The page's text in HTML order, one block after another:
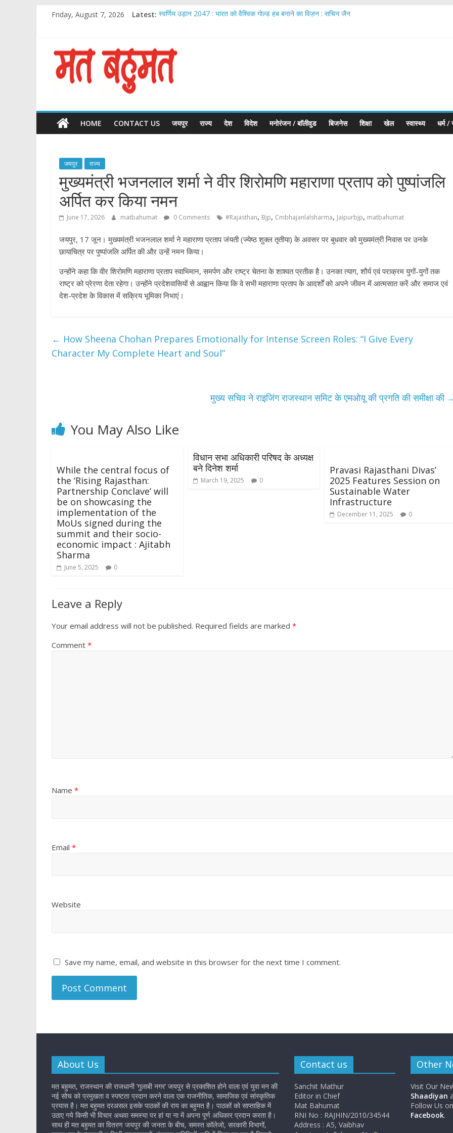
Friday, August 7, 2026 Latest: स्वर्णिम उड़ान 2047 : भारत को वैश्विक गोल्ड हब बनाने का विज़न : सचिन जैन
आदेश चौधरी ‘ये रिश्ता क्या कहलाता है’ में शामिल हुए; अपने नए रोल और दमानी परिवार की एंट्री के बारे में बात की
IIJS भारत प्रीमियर 2026: भारतीय ज्वेलरी उद्योग को वैश्विक नेतृत्व की ओर ले जा रहा सबसे बड़ा मंच
Matbahumat
Matbahumat
HOME CONTACT US जयपुर राज्य देश विदेश मनोरंजन / बाॅलीवुड बिजनेस शिक्षा खेल स्वास्थ्य धर्म /
जयपुर राज्य
मुख्यमंत्री भजनलाल शर्मा ने वीर शिरोमणि महाराणा प्रताप को पुष्पांजलि
अर्पित कर किया नमन
June 17, 2026 matbahumat 0 Comments #Rajasthan, Bjp, Cmbhajanlalsharma, Jaipurbjp, matbahumat
जयपुर, 17 जून। मुख्यमंत्री भजनलाल शर्मा ने महाराणा प्रताप जंयती (ज्येष्ठ शुक्ल तृतीया) के अवसर पर बुधवार को मुख्यमंत्री निवास पर उनके
छायाचित्र पर पुष्पांजलि अर्पित की और उन्हें नमन किया।
उन्होंने कहा कि वीर शिरोमणि महाराणा प्रताप स्वाभिमान, समर्पण और राष्ट्र चेतना के शाश्वत प्रतीक है। उनका त्याग, शौर्य एवं पराक्रम युगों-युगों तक
राष्ट्र को प्रेरणा देता रहेगा। उन्होंने प्रदेशवासियों से आह्वान किया कि वे सभी महाराणा प्रताप के आदर्शों को अपने जीवन में आत्मसात करें और समाज एवं
देश-प्रदेश के विकास में सक्रिय भूमिका निभाएं।
← How Sheena Chohan Prepares Emotionally for Intense Screen Roles: “I Give Every
Character My Complete Heart and Soul”
मुख्य सचिव ने राइजिंग राजस्थान समिट के एमओयू की प्रगति की समीक्षा की
You May Also Like
While the central focus of
the ‘Rising Rajasthan:
Partnership Conclave’ will
be on showcasing the
implementation of the
MoUs signed during the
summit and their socio-
economic impact : Ajitabh
Sharma
June 5, 2025 0
विधान सभा अधिकारी परिषद के अध्यक्ष
बने दिनेश शर्मा
March 19, 2025 0
Pravasi Rajasthani Divas’
2025 Features Session on
Sustainable Water
Infrastructure
December 11, 2025 0
Leave a Reply
Your email address will not be published. Required fields are marked *
Comment *
Name *
Email *
Website
Save my name, email, and website in this browser for the next time I comment.
About Us
मत बहुमत, राजस्थान की राजधानी ‘गुलाबी नगर’ जयपुर से प्रकाशित होने वाला एवं युवा मन की
नई सोच को प्रमुखता व स्पष्टता प्रदान करने वाला एक राजनीतिक, सामाजिक एवं सांस्कृतिक
प्रयास है। मत बहुमत दरअसल इसके पाठकों की राय का बहुमत है। पाठकों को साप्ताहिक में
उठाए गये किसी भी विचार अथवा समस्या पर हां या ना में अपना पूर्ण अधिकार प्रदान करता है।
साथ ही मत बहुमत का वितरण जयपुर की जनता के बीच, समस्त कॉलेजो, सरकारी विभागों,
Contact us
Sanchit Mathur
Editor in Chief
Mat Bahumat
RNI No : RAJHIN/2010/34544
Address : A5, Vaibhav
Other
Visit Our
Shaadiyan
Follow Us
Facebook.